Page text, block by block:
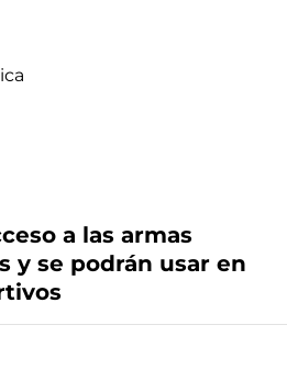
a las armas
y se podrán usar en